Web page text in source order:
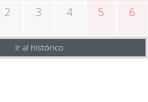
2 3 4 5 6
Ir al histórico